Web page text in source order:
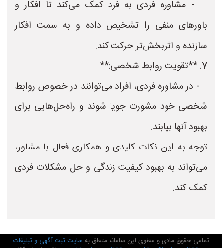
- مشاوره فردی به فرد کمک می‌کند تا افکار و
باورهای منفی را تشخیص داده و به سمت افکار
سازنده و اثربخش‌تر حرکت کند.
7. **تقویت روابط شخصی:**
- در مشاوره فردی، افراد می‌توانند در خصوص روابط
شخصی خود مشورت جویا شوند و راه‌حل‌هایی برای
بهبود آنها بیابند.
توجه به این نکات کلیدی و همکاری فعال با مشاور،
می‌تواند به بهبود کیفیت زندگی و حل مشکلات فردی
کمک کند.
تمامی حقوق مادی و معنوی این سامانه متعلق به سایت ثبت آگهی و تبلیغات